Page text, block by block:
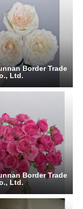
Border Trade
Ltd.
Border Trade
Ltd.